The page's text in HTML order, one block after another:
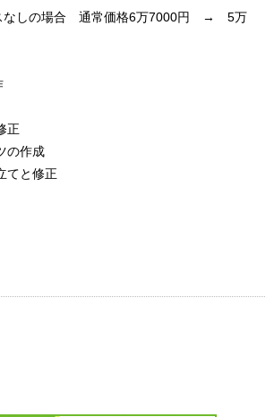
なしの場合 通常価格6万7000円 → 5万
正
の作成
てと修正